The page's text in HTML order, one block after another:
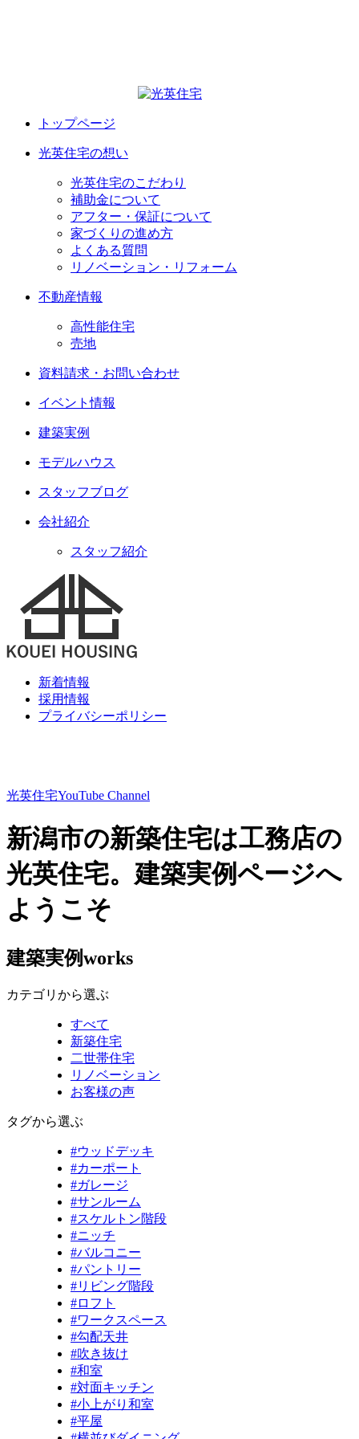
トップページ
光英住宅の想い
光英住宅のこだわり
補助金について
アフター・保証について
家づくりの進め方
よくある質問
リノベーション・リフォーム
不動産情報
高性能住宅
売地
資料請求・お問い合わせ
イベント情報
建築実例
モデルハウス
スタッフブログ
会社紹介
スタッフ紹介
新着情報
採用情報
プライバシーポリシー
光英住宅YouTube Channel
新潟市の新築住宅は工務店の
光英住宅。建築実例ページへ
ようこそ
建築実例works
カテゴリから選ぶ
すべて
新築住宅
二世帯住宅
リノベーション
お客様の声
タグから選ぶ
#ウッドデッキ
#カーポート
#ガレージ
#サンルーム
#スケルトン階段
#ニッチ
#バルコニー
#パントリー
#リビング階段
#ロフト
#ワークスペース
#勾配天井
#吹き抜け
#和室
#対面キッチン
#小上がり和室
#平屋